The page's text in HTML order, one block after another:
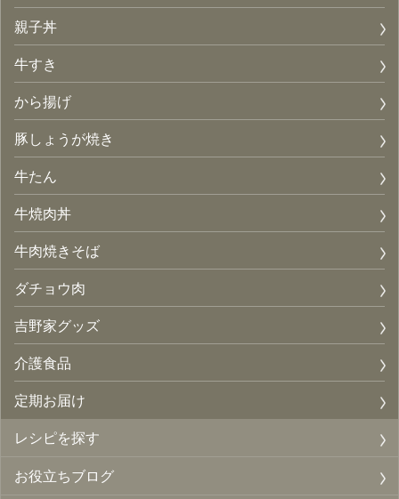
親子丼
牛すき
から揚げ
豚しょうが焼き
牛たん
牛焼肉丼
牛肉焼きそば
ダチョウ肉
吉野家グッズ
介護食品
定期お届け
レシピを探す
お役立ちブログ